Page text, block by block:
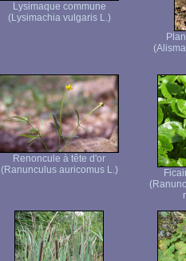
Lysimaque commune
(Lysimachia vulgaris L.)
Renoncule à tête d'or
(Ranunculus auricomus L.)